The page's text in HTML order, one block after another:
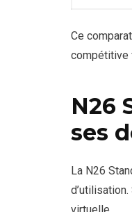
Ce
compétitive
N26
ses
La N26